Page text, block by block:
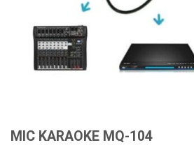
MIC KARAOKE MQ-104